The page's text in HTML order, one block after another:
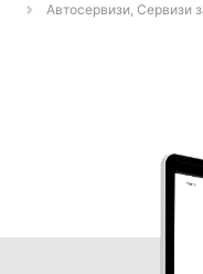
Автосервизи, Сервизи